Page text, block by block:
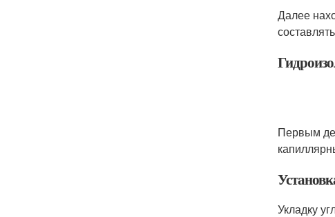
Далее
Первым
Укладку